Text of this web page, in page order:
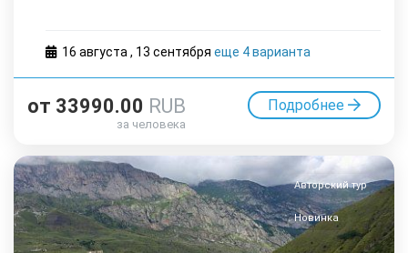
16 августа , 13 cентября еще 4 варианта
от 33990.00 RUB
за человека
Подробнее
Авторский тур
Новинка